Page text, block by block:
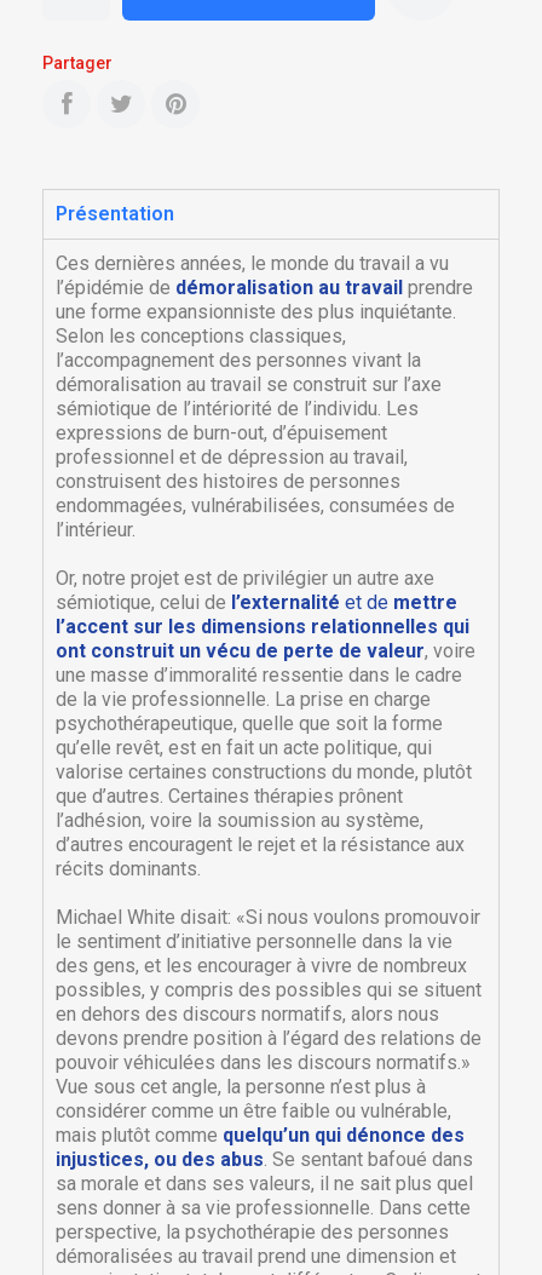
Ajouter à ma liste d'envies ×
Créer une liste d'envies ×
Nom de la liste d'envies
Connexion ×
Vous devez être connecté pour ajouter des produits
Partager
Présentation
Ces dernières années, le monde du travail a vu
l’épidémie de démoralisation au travail prendre
une forme expansionniste des plus inquiétante.
Selon les conceptions classiques,
l’accompagnement des personnes vivant la
démoralisation au travail se construit sur l’axe
sémiotique de l’intériorité de l’individu. Les
expressions de burn-out, d’épuisement
professionnel et de dépression au travail,
construisent des histoires de personnes
endommagées, vulnérabilisées, consumées de
l’intérieur.
Or, notre projet est de privilégier un autre axe
sémiotique, celui de l’externalité et de mettre
l’accent sur les dimensions relationnelles qui
ont construit un vécu de perte de valeur, voire
une masse d’immoralité ressentie dans le cadre
de la vie professionnelle. La prise en charge
psychothérapeutique, quelle que soit la forme
qu’elle revêt, est en fait un acte politique, qui
valorise certaines constructions du monde, plutôt
que d’autres. Certaines thérapies prônent
l’adhésion, voire la soumission au système,
d’autres encouragent le rejet et la résistance aux
récits dominants.
Michael White disait: «Si nous voulons promouvoir
le sentiment d’initiative personnelle dans la vie
des gens, et les encourager à vivre de nombreux
possibles, y compris des possibles qui se situent
en dehors des discours normatifs, alors nous
devons prendre position à l’égard des relations de
pouvoir véhiculées dans les discours normatifs.»
Vue sous cet angle, la personne n’est plus à
considérer comme un être faible ou vulnérable,
mais plutôt comme quelqu’un qui dénonce des
injustices, ou des abus. Se sentant bafoué dans
sa morale et dans ses valeurs, il ne sait plus quel
sens donner à sa vie professionnelle. Dans cette
perspective, la psychothérapie des personnes
démoralisées au travail prend une dimension et